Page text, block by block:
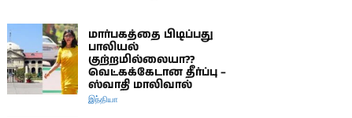
மார்பகத்தை பிடிப்பது
பாலியல்
குற்றமில்லையா??
வெட்கக்கேடான தீர்ப்பு –
ஸ்வாதி மாலிவால்
இந்தியா